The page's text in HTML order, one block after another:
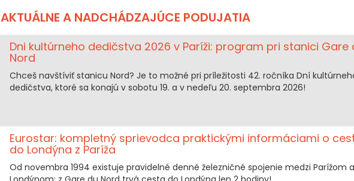
AKTUÁLNE A NADCHÁDZAJÚCE PODUJATIA
Dni kultúrneho dedičstva 2026 v Paríži: program pri stanici Gare
Nord
Chceš navštíviť stanicu Nord? Je to možné pri príležitosti 42. ročníka Dní
dedičstva, ktoré sa konajú v sobotu 19. a v nedeľu 20. septembra 2026!
Eurostar: kompletný sprievodca praktickými informáciami o
do Londýna z Paríža
Od novembra 1994 existuje pravidelné denné železničné spojenie medzi Parížom a